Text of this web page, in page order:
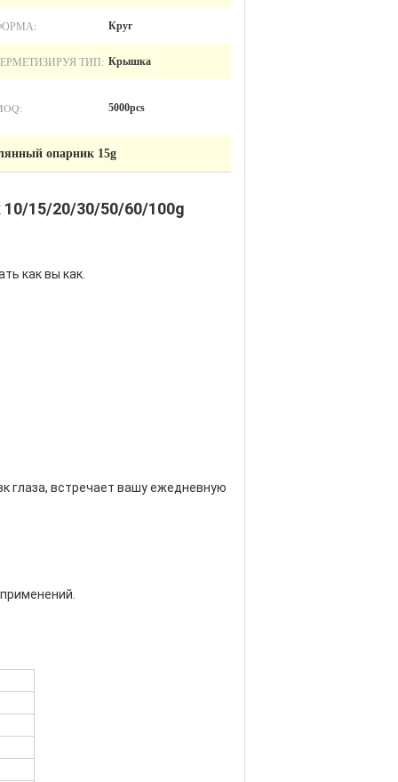
Круг
ТИП: Крышка
5000pcs
опарник 15g
10/15/20/30/50/60/100g
как вы как.
глаза, встречает вашу ежедневную